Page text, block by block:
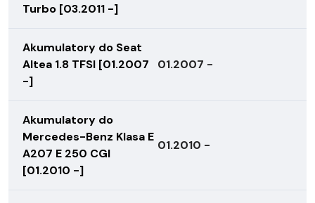
Turbo [03.2011 -]
Akumulatory do Seat
Altea 1.8 TFSI [01.2007
-]
01.2007 -
Akumulatory do
Mercedes-Benz Klasa E
A207 E 250 CGI
[01.2010 -]
01.2010 -